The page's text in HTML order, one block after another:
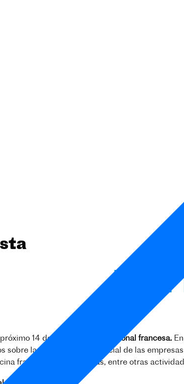
14 de julio la Fiesta Nacional francesa.
sobre la responsabilidad social de las
francesa y conferencias, entre otras